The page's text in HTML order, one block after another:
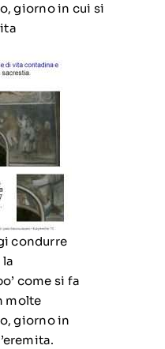
giorno in cui si
condurre
come si fa
molte
giorno in